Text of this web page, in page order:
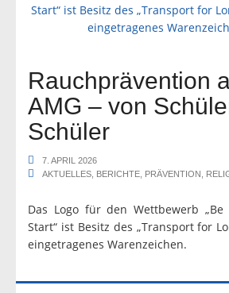
Rauchprävention
AMG – von
Schüler
7. APRIL 2026
AKTUELLES
BERICHTE PRÄVENTION
Das Logo für den Wettbewerb „Be
Start“ ist Besitz des „Transport for
eingetragenes Warenzeichen.